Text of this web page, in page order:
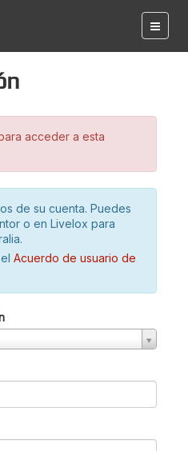
acceder a esta
de su cuenta. Puedes
o en Livelox para
Acuerdo de usuario de